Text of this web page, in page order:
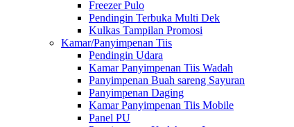
Freezer Pulo
Pendingin Terbuka Multi Dek
Kulkas Tampilan Promosi
Kamar/Panyimpenan Tiis
Pendingin Udara
Kamar Panyimpenan Tiis Wadah
Panyimpenan Buah sareng Sayuran
Panyimpenan Daging
Kamar Panyimpenan Tiis Mobile
Panel PU